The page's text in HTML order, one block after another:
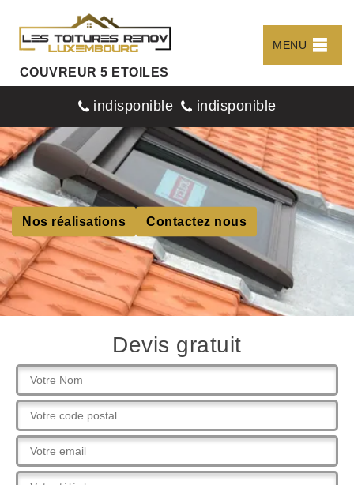
COUVREUR 5 ETOILES
MENU
indisponible indisponible
Nos réalisations Contactez nous
Devis gratuit